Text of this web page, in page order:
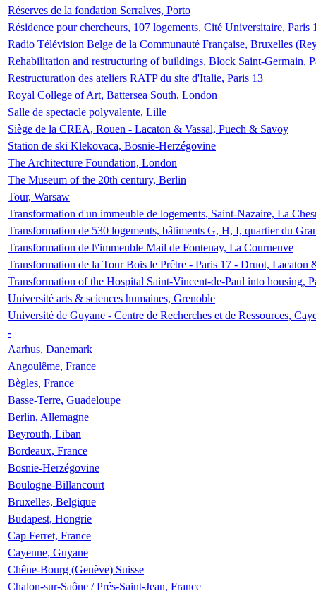
Réserves de la fondation Serralves, Porto
Résidence pour chercheurs, 107 logements, Cité Universitaire, Paris
Radio Télévision Belge de la Communauté Française, Bruxelles
Rehabilitation and restructuring of buildings, Block Saint-Germain,
Restructuration des ateliers RATP du site d'Italie, Paris 13
Royal College of Art, Battersea South, London
Salle de spectacle polyvalente, Lille
Siège de la CREA, Rouen - Lacaton & Vassal, Puech & Savoy
Station de ski Klekovaca, Bosnie-Herzégovine
The Architecture Foundation, London
The Museum of the 20th century, Berlin
Tour, Warsaw
Transformation d'un immeuble de logements, Saint-Nazaire, La
Transformation de 530 logements, bâtiments G, H, I, quartier du
Transformation de l\'immeuble Mail de Fontenay, La Courneuve
Transformation de la Tour Bois le Prêtre - Paris 17 - Druot, Lacaton
Transformation of the Hospital Saint-Vincent-de-Paul into housing,
Université arts & sciences humaines, Grenoble
Université de Guyane - Centre de Recherches et de Ressources,
-
Aarhus, Danemark
Angoulême, France
Bègles, France
Basse-Terre, Guadeloupe
Berlin, Allemagne
Beyrouth, Liban
Bordeaux, France
Bosnie-Herzégovine
Boulogne-Billancourt
Bruxelles, Belgique
Budapest, Hongrie
Cap Ferret, France
Cayenne, Guyane
Chêne-Bourg (Genève) Suisse
Chalon-sur-Saône / Prés-Saint-Jean, France